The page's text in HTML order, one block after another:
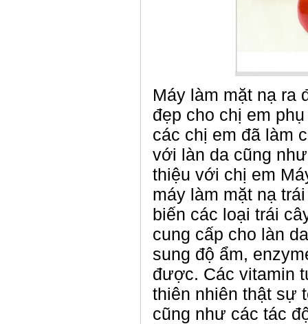
Máy làm mặt nạ ra
đẹp cho chị em
các chị em đã làm
với làn da cũng
thiệu với chị em
máy làm mặt nạ
biến các loại trái
cung cấp cho làn
sung độ ẩm,
được. Các vitamin
thiên nhiên thật sự
cũng như các tác